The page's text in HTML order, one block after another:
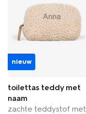
nieuw
toilettas teddy met
naam
zachte teddystof met